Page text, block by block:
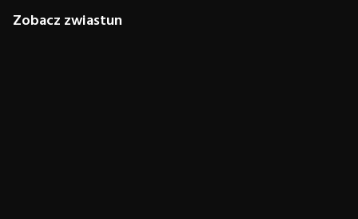
Zobacz zwiastun